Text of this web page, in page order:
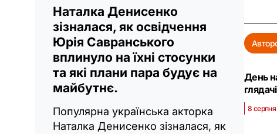
Наталка Денисенко
зізналася, як освідчення
Юрія Савранського
вплинуло на їхні стосунки
та які плани пара будує на
майбутнє.
Популярна українська акторка
Наталка Денисенко зізналася, як
День
8